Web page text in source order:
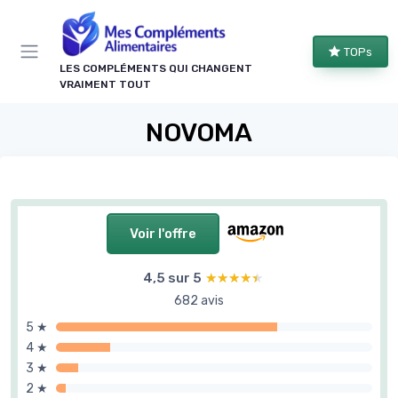
LES COMPLÉMENTS QUI CHANGENT
VRAIMENT TOUT
TOPs
NOVOMA
Voir l'offre
4,5 sur 5 ★★★★★
★★★★★
682 avis
5 ★
4 ★
3 ★
2 ★
Panneau de gestion des cookies